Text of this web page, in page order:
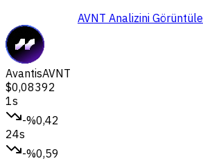
AVNT Analizini Görüntüle
AvantisAVNT
$0,08392
1s
-%0,42
24s
-%0,59